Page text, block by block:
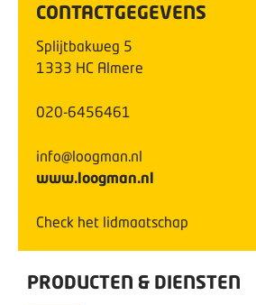
CONTACTGEGEVENS
Splijtbakweg 5
1333 HC Almere
020-6456461
info@loogman.nl
www.loogman.nl
Check het lidmaatschap
PRODUCTEN & DIENSTEN